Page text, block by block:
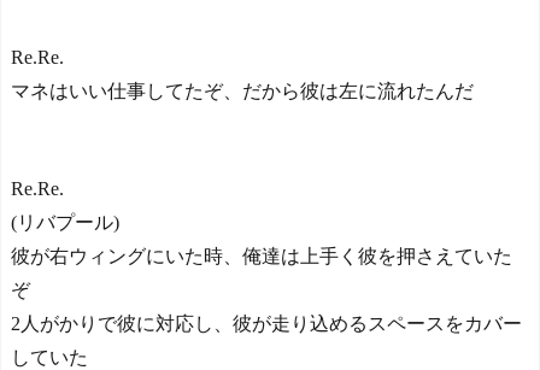
Re.Re.
マネはいい仕事してたぞ、だから彼は左に流れたんだ
Re.Re.
(リバプール)
彼が右ウィングにいた時、俺達は上手く彼を押さえていた
ぞ
2人がかりで彼に対応し、彼が走り込めるスペースをカバー
していた